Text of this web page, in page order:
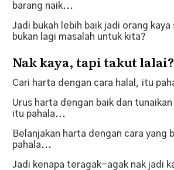
barang naik...
Jadi bukah lebih baik jadi orang kaya
bukan lagi masalah untuk kita?
Nak kaya, tapi takut lalai?
Cari harta dengan cara halal, itu
Urus harta dengan baik dan
itu pahala...
Belanjakan harta dengan cara yang
pahala...
Jadi kenapa teragak-agak nak jadi